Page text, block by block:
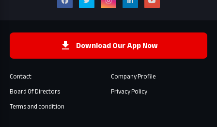
Download Our App Now
Contact
Company Profile
Board Of Directors
Privacy Policy
Terms and condition